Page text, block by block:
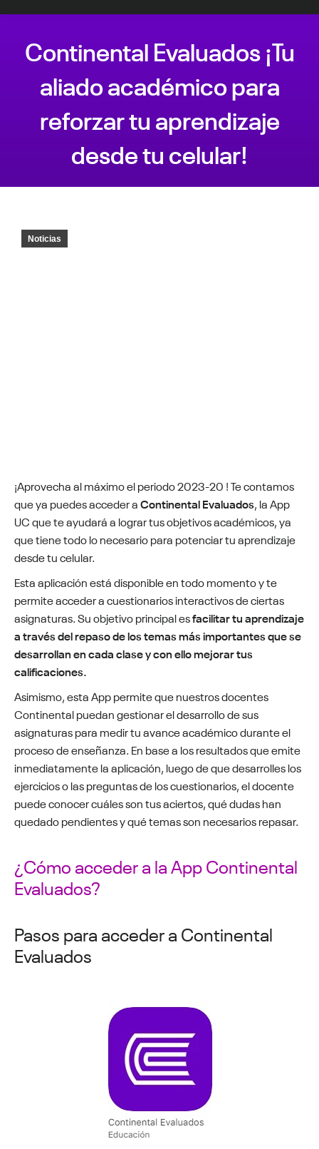
Continental Evaluados ¡Tu
aliado académico para
reforzar tu aprendizaje
desde tu celular!
Noticias
¡Aprovecha al máximo el periodo 2023-20 ! Te contamos
que ya puedes acceder aContinental Evaluados, la App
UC que teayudará a lograr tus objetivos académicos, ya
que tiene todo lo necesario para potenciar tu aprendizaje
desde tu celular.
Esta aplicación está disponible en todo momento y te
permiteacceder a cuestionarios interactivos de ciertas
asignaturas. Su objetivo principalesfacilitar tu aprendizaje
a través del repaso de los temas más importantes que se
desarrollan en cada clase y con ello mejorar tus
calificaciones.
Asimismo, esta App permite que nuestros docentes
Continental puedan gestionar el desarrollo de sus
asignaturas para medir tu avance académico durante el
proceso de enseñanza. En base a los resultados que emite
inmediatamente la aplicación, luego de que desarrolles los
ejercicios o las preguntas de los cuestionarios, el docente
puede conocer cuáles son tus aciertos, qué dudas han
quedado pendientes y qué temas son necesarios repasar.
¿Cómo acceder a la App Continental
Evaluados?
Pasos para acceder a Continental
Evaluados